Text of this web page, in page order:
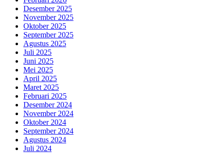
Desember 2025
November 2025
Oktober 2025
September 2025
Agustus 2025
Juli 2025
Juni 2025
Mei 2025
April 2025
Maret 2025
Februari 2025
Desember 2024
November 2024
Oktober 2024
September 2024
Agustus 2024
Juli 2024